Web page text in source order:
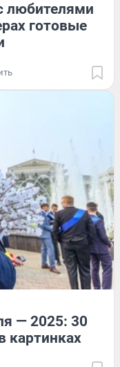
любителями
готовые
— 2025: 30
картинках